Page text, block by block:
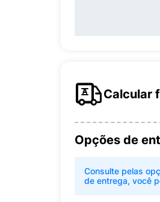
Calcular
Opções de
Consulte pelas
de entrega, você